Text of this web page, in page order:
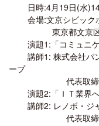
日時:4月19日(水
会場:文京シビック
東京都文京区春
演題1:「コミュニケ
講師1: 株式会社パン
ープ
代表取締役
演題2:「ＩＴ業界へ
講師2: レノボ・ジ
代表取締役社